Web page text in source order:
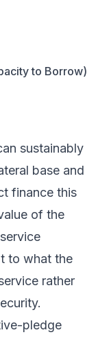
to Borrow)
sustainably
base and
finance this
of the
to what the
rather
pledge